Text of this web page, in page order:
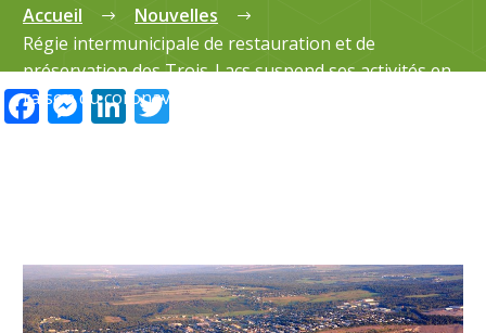
Facebook
Messenger
LinkedIn
Accueil
Nouvelles
Régie intermunicipale de restauration et de
préservation des Trois-Lacs suspend ses activités en
raison du coronavirus